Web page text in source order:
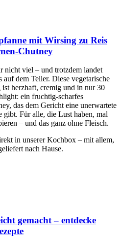
mit Wirsing zu Reis
Chutney
nicht viel – und trotzdem landet
auf dem Teller. Diese vegetarische
herzhaft, cremig und in nur 30
ein fruchtig-scharfes
das dem Gericht eine unerwartete
gibt. Für alle, die Lust haben, mal
– und das ganz ohne Fleisch.
in unserer Kochbox – mit allem,
nach Hause.
gemacht – entdecke